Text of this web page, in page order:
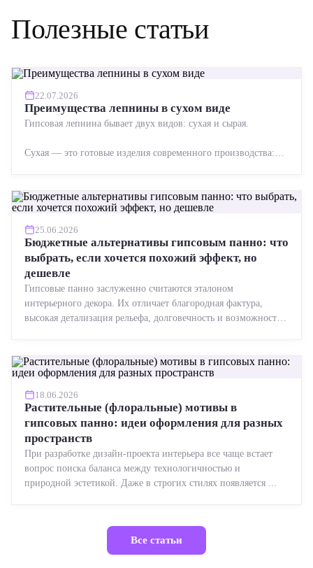
Полезные статьи
22.07.2026
Преимущества лепнины в сухом виде
Гипсовая лепнина бывает двух видов: сухая и сырая.
Сухая — это готовые изделия современного производства:
25.06.2026
Бюджетные альтернативы гипсовым панно: что
выбрать, если хочется похожий эффект, но
дешевле
Гипсовые панно заслуженно считаются эталоном
интерьерного декора. Их отличает благородная фактура,
высокая детализация рельефа, долговечность и возможность
18.06.2026
Растительные (флоральные) мотивы в
гипсовых панно: идеи оформления для разных
пространств
При разработке дизайн-проекта интерьера все чаще встает
вопрос поиска баланса между технологичностью и
природной эстетикой. Даже в строгих стилях появляется ...
Все статьи